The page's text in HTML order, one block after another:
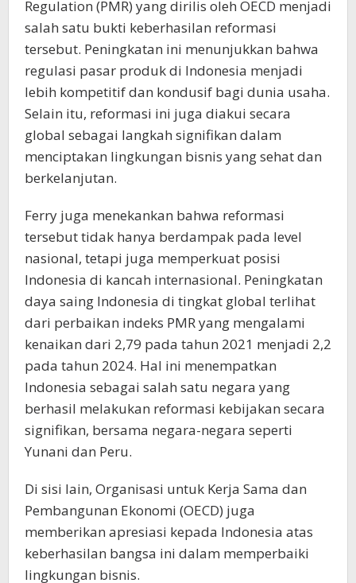
Regulation (PMR) yang dirilis oleh OECD menjadi
salah satu bukti keberhasilan reformasi
tersebut. Peningkatan ini menunjukkan bahwa
regulasi pasar produk di Indonesia menjadi
lebih kompetitif dan kondusif bagi dunia usaha.
Selain itu, reformasi ini juga diakui secara
global sebagai langkah signifikan dalam
menciptakan lingkungan bisnis yang sehat dan
berkelanjutan.
Ferry juga menekankan bahwa reformasi
tersebut tidak hanya berdampak pada level
nasional, tetapi juga memperkuat posisi
Indonesia di kancah internasional. Peningkatan
daya saing Indonesia di tingkat global terlihat
dari perbaikan indeks PMR yang mengalami
kenaikan dari 2,79 pada tahun 2021 menjadi 2,2
pada tahun 2024. Hal ini menempatkan
Indonesia sebagai salah satu negara yang
berhasil melakukan reformasi kebijakan secara
signifikan, bersama negara-negara seperti
Yunani dan Peru.
Di sisi lain, Organisasi untuk Kerja Sama dan
Pembangunan Ekonomi (OECD) juga
memberikan apresiasi kepada Indonesia atas
keberhasilan bangsa ini dalam memperbaiki
lingkungan bisnis.